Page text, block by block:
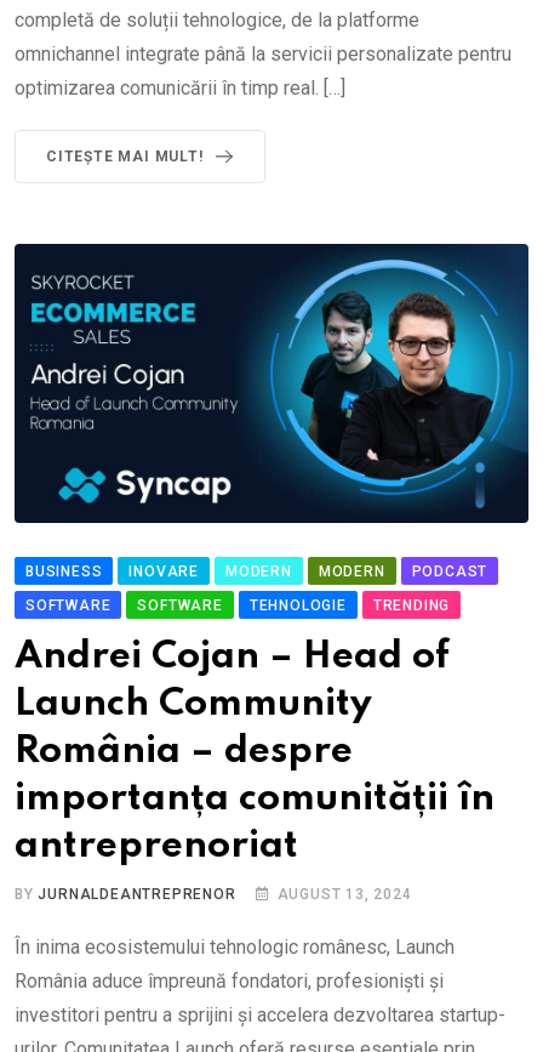
completă de soluții tehnologice, de la platforme
omnichannel integrate până la servicii personalizate pentru
optimizarea comunicării în timp real. […]
CITEȘTE MAI MULT!
BUSINESS INOVARE MODERN MODERN
PODCAST
SOFTWARE
SOFTWARE TEHNOLOGIE TRENDING
Andrei Cojan – Head of
Launch Community
România – despre
importanța comunității în
antreprenoriat
BYJURNALDEANTREPRENOR AUGUST 13, 2024
În inima ecosistemului tehnologic românesc, Launch
România aduce împreună fondatori, profesioniști și
investitori pentru a sprijini și accelera dezvoltarea startup-